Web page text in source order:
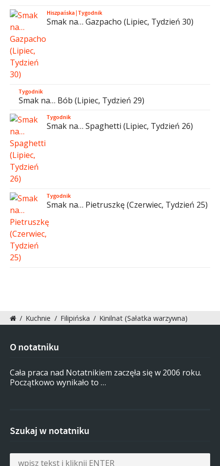
Hiszpańska|Tygodnik
Smak na… Gazpacho (Lipiec, Tydzień 30)
Tygodnik
Smak na… Bób (Lipiec, Tydzień 29)
Tygodnik
Smak na… Spaghetti (Lipiec, Tydzień 26)
Tygodnik
Smak na… Pietruszkę (Czerwiec, Tydzień 25)
/ Kuchnie / Filipińska / Kinilnat (Sałatka warzywna)
O notatniku
Cała praca nad Notatnikiem zaczęła się w 2006 roku.
Początkowo wynikało to …
Szukaj w notatniku